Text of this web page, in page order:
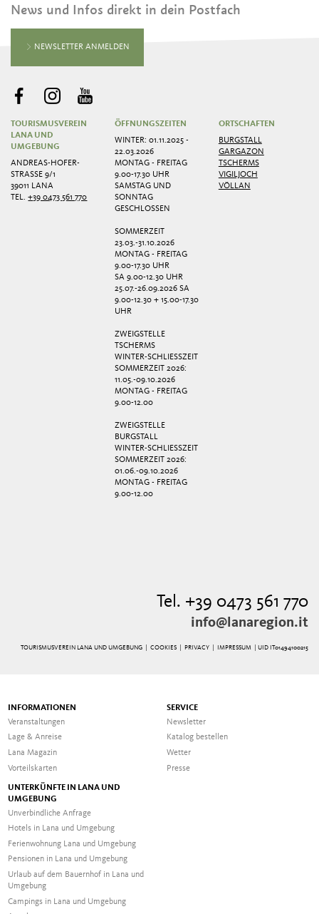
News und Infos direkt in dein Postfach
NEWSLETTER ANMELDEN
TOURISMUSVEREIN
LANA UND
UMGEBUNG
ANDREAS-HOFER-
STRASSE 9/1
39011 LANA
TEL.+39 0473 561 770
ÖFFNUNGSZEITEN
WINTER: 01.11.2025 -
22.03.2026
MONTAG - FREITAG
9.00-17.30 UHR
SAMSTAG UND
SONNTAG
GESCHLOSSEN
SOMMERZEIT
23.03.-31.10.2026
MONTAG - FREITAG
9.00-17.30 UHR
SA 9.00-12.30 UHR
25.07.-26.09.2026 SA
9.00-12.30 + 15.00-17.30
UHR
ZWEIGSTELLE
TSCHERMS
WINTER-SCHLIESSZEIT
SOMMERZEIT 2026:
11.05.-09.10.2026
MONTAG - FREITAG
9.00-12.00
ZWEIGSTELLE
BURGSTALL
WINTER-SCHLIESSZEIT
SOMMERZEIT 2026:
01.06.-09.10.2026
MONTAG - FREITAG
9.00-12.00
ORTSCHAFTEN
BURGSTALL
GARGAZON
TSCHERMS
VIGILJOCH
VÖLLAN
Tel. +39 0473 561 770
info@lanaregion.it
TOURISMUSVEREIN LANA UND UMGEBUNG | COOKIES| PRIVACY| IMPRESSUM | UID IT01494100215
INFORMATIONEN
Veranstaltungen
Lage & Anreise
Lana Magazin
Vorteilskarten
SERVICE
Newsletter
Katalog bestellen
Wetter
Presse
UNTERKÜNFTE IN LANA UND
UMGEBUNG
Unverbindliche Anfrage
Hotels in Lana und Umgebung
Ferienwohnung Lana und Umgebung
Pensionen in Lana und Umgebung
Urlaub auf dem Bauernhof in Lana und
Umgebung
Campings in Lana und Umgebung